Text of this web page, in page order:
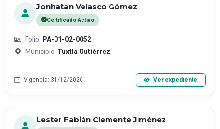
Jonhatan Velasco Gómez
Certificado Activo
Folio: PA-01-02-0052
Municipio: Tuxtla Gutiérrez
Vigencia: 31/12/2026 Ver expediente
Lester Fabián Clemente Jiménez